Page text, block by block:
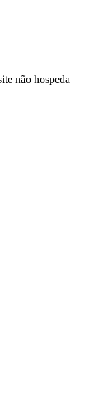
não hospeda